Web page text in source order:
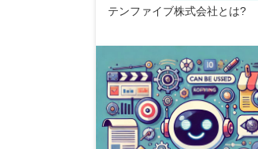
テンファイブ株式会社とは?